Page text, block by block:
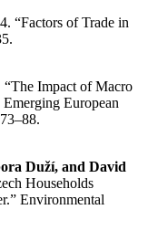
“Factors of Trade in
“The Impact of Macro
European
Duží, and David
Households
Environmental